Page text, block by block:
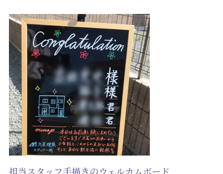
担当スタッフ手描きのウェルカムボード